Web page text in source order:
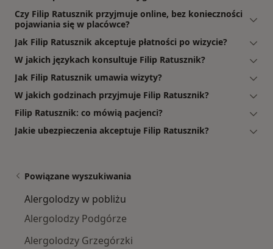
Czy Filip Ratusznik przyjmuje online, bez konieczności
pojawiania się w placówce?
Jak Filip Ratusznik akceptuje płatności po wizycie?
W jakich językach konsultuje Filip Ratusznik?
Jak Filip Ratusznik umawia wizyty?
W jakich godzinach przyjmuje Filip Ratusznik?
Filip Ratusznik: co mówią pacjenci?
Jakie ubezpieczenia akceptuje Filip Ratusznik?
Powiązane wyszukiwania
Alergolodzy w pobliżu
Alergolodzy Podgórze
Alergolodzy Grzegórzki